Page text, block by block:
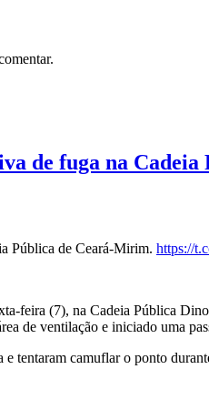
de fuga na
Pública de Ceará-Mirim. https://
feira (7), na Cadeia Pública
de ventilação e iniciado uma
tentaram camuflar o ponto